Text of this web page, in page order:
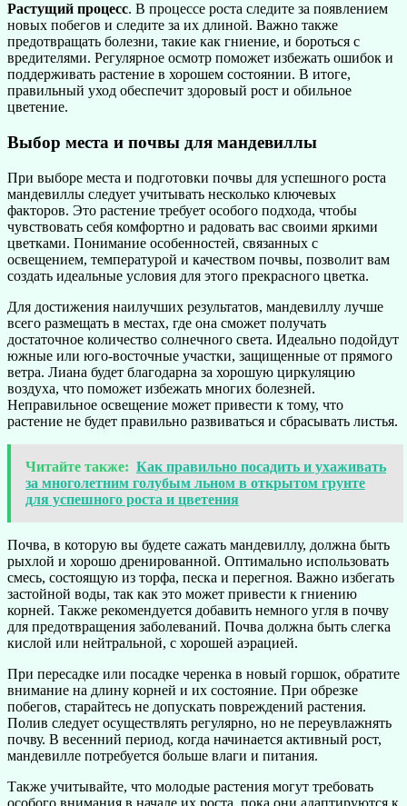
Растущий процесс. В процессе роста следите за появлением
новых побегов и следите за их длиной. Важно также
предотвращать болезни, такие как гниение, и бороться с
вредителями. Регулярное осмотр поможет избежать ошибок и
поддерживать растение в хорошем состоянии. В итоге,
правильный уход обеспечит здоровый рост и обильное
цветение.
Выбор места и почвы для мандевиллы
При выборе места и подготовки почвы для успешного роста
мандевиллы следует учитывать несколько ключевых
факторов. Это растение требует особого подхода, чтобы
чувствовать себя комфортно и радовать вас своими яркими
цветками. Понимание особенностей, связанных с
освещением, температурой и качеством почвы, позволит вам
создать идеальные условия для этого прекрасного цветка.
Для достижения наилучших результатов, мандевиллу лучше
всего размещать в местах, где она сможет получать
достаточное количество солнечного света. Идеально подойдут
южные или юго-восточные участки, защищенные от прямого
ветра. Лиана будет благодарна за хорошую циркуляцию
воздуха, что поможет избежать многих болезней.
Неправильное освещение может привести к тому, что
растение не будет правильно развиваться и сбрасывать листья.
Читайте также: Как правильно посадить и ухаживать
за многолетним голубым льном в открытом грунте
для успешного роста и цветения
Почва, в которую вы будете сажать мандевиллу, должна быть
рыхлой и хорошо дренированной. Оптимально использовать
смесь, состоящую из торфа, песка и перегноя. Важно избегать
застойной воды, так как это может привести к гниению
корней. Также рекомендуется добавить немного угля в почву
для предотвращения заболеваний. Почва должна быть слегка
кислой или нейтральной, с хорошей аэрацией.
При пересадке или посадке черенка в новый горшок, обратите
внимание на длину корней и их состояние. При обрезке
побегов, старайтесь не допускать повреждений растения.
Полив следует осуществлять регулярно, но не переувлажнять
почву. В весенний период, когда начинается активный рост,
мандевилле потребуется больше влаги и питания.
Также учитывайте, что молодые растения могут требовать
особого внимания в начале их роста, пока они адаптируются к